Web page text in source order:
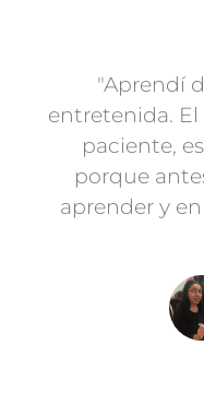
"Aprendí
entretenida. El
paciente,
porque
aprender y